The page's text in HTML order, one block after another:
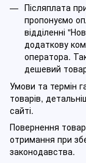
Післяплата
пропонуємо
відділенні
додаткову
оператора.
дешевий
Умови та термін
товарів,
сайті.
Повернення
отримання при
законодавства.